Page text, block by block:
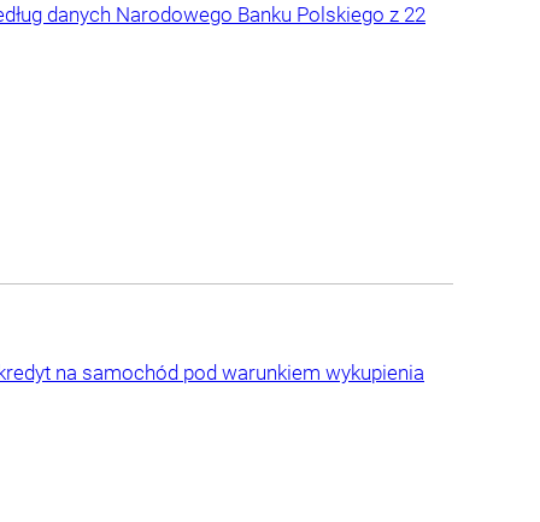
danych Narodowego Banku Polskiego z 22
na samochód pod warunkiem wykupienia